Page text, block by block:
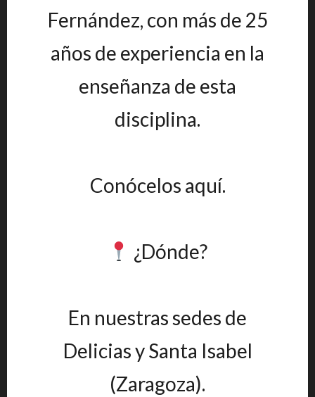
Fernández, con más de 25
años de experiencia en la
enseñanza de esta
disciplina.
Conócelos aquí.
¿Dónde?
En nuestras sedes de
Delicias y Santa Isabel
(Zaragoza).